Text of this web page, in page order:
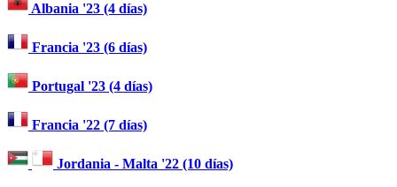
Albania '23 (4 días)
Francia '23 (6 días)
Portugal '23 (4 días)
Francia '22 (7 días)
Jordania - Malta '22 (10 días)